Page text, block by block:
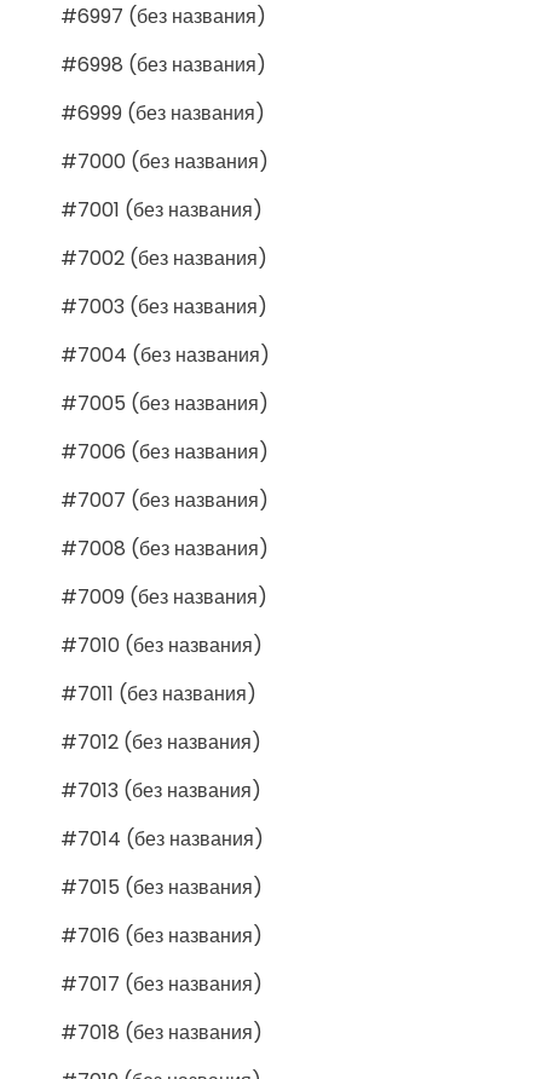
#6997 (без названия)
#6998 (без названия)
#6999 (без названия)
#7000 (без названия)
#7001 (без названия)
#7002 (без названия)
#7003 (без названия)
#7004 (без названия)
#7005 (без названия)
#7006 (без названия)
#7007 (без названия)
#7008 (без названия)
#7009 (без названия)
#7010 (без названия)
#7011 (без названия)
#7012 (без названия)
#7013 (без названия)
#7014 (без названия)
#7015 (без названия)
#7016 (без названия)
#7017 (без названия)
#7018 (без названия)